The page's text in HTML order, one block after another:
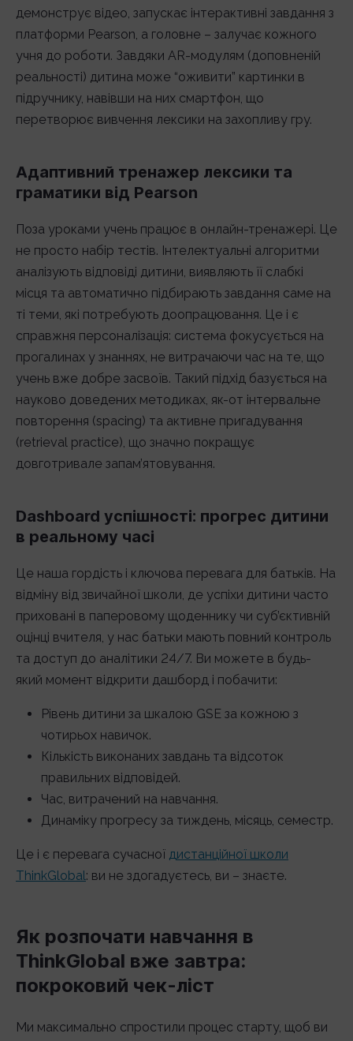
демонструє відео, запускає інтерактивні завдання з
платформи Pearson, а головне – залучає кожного
учня до роботи. Завдяки AR-модулям (доповненій
реальності) дитина може “оживити” картинки в
підручнику, навівши на них смартфон, що
перетворює вивчення лексики на захопливу гру.
Адаптивний тренажер лексики та
граматики від Pearson
Поза уроками учень працює в онлайн-тренажері. Це
не просто набір тестів. Інтелектуальні алгоритми
аналізують відповіді дитини, виявляють її слабкі
місця та автоматично підбирають завдання саме на
ті теми, які потребують доопрацювання. Це і є
справжня персоналізація: система фокусується на
прогалинах у знаннях, не витрачаючи час на те, що
учень вже добре засвоїв. Такий підхід базується на
науково доведених методиках, як-от інтервальне
повторення (spacing) та активне пригадування
(retrieval practice), що значно покращує
довготривале запам’ятовування.
Dashboard успішності: прогрес дитини
в реальному часі
Це наша гордість і ключова перевага для батьків. На
відміну від звичайної школи, де успіхи дитини часто
приховані в паперовому щоденнику чи суб’єктивній
оцінці вчителя, у нас батьки мають повний контроль
та доступ до аналітики 24/7. Ви можете в будь-
який момент відкрити дашборд і побачити:
Рівень дитини за шкалою GSE за кожною з
чотирьох навичок.
Кількість виконаних завдань та відсоток
правильних відповідей.
Час, витрачений на навчання.
Динаміку прогресу за тиждень, місяць, семестр.
Це і є перевага сучасної дистанційної школи
ThinkGlobal: ви не здогадуєтесь, ви – знаєте.
Як розпочати навчання в
ThinkGlobal вже завтра:
покроковий чек-ліст
Ми максимально спростили процес старту, щоб ви